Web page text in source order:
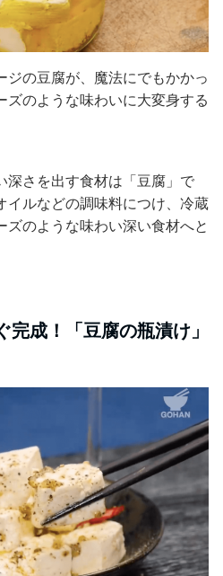
ジの豆腐が、魔法にでもかかっ
ズのような味わいに大変身する
深さを出す食材は「豆腐」で
イルなどの調味料につけ、冷蔵
ズのような味わい深い食材へと
完成！「豆腐の瓶漬け」